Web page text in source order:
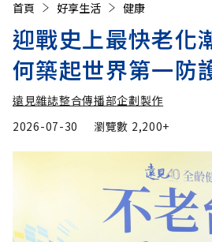
首頁 好享生活 健康
迎戰史上最快老化
何築起世界第一防
遠見雜誌整合傳播部企劃製作
2026-07-30
瀏覽數 2,200+